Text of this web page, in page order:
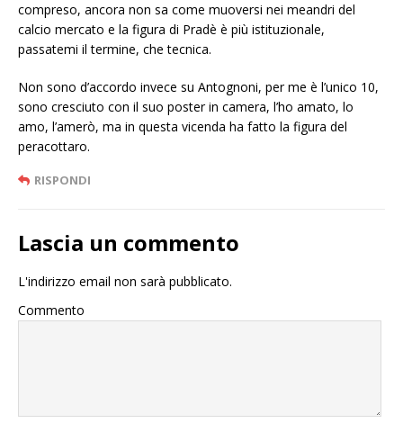
compreso, ancora non sa come muoversi nei meandri del
calcio mercato e la figura di Pradè è più istituzionale,
passatemi il termine, che tecnica.
Non sono d’accordo invece su Antognoni, per me è l’unico 10,
sono cresciuto con il suo poster in camera, l’ho amato, lo
amo, l’amerò, ma in questa vicenda ha fatto la figura del
peracottaro.
RISPONDI
Lascia un commento
L'indirizzo email non sarà pubblicato.
Commento